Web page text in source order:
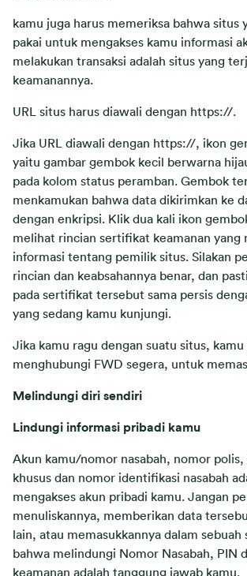
kamu juga harus memeriksa bahwa situs
pakai untuk mengakses kamu informasi
melakukan transaksi adalah situs yang
keamanannya.
URL situs harus diawali dengan https://.
Jika URL diawali dengan https://, ikon
yaitu gambar gembok kecil berwarna
pada kolom status peramban. Gembok
menkamukan bahwa data dikirimkan ke
dengan enkripsi. Klik dua kali ikon
melihat rincian sertifikat keamanan yang
informasi tentang pemilik situs. Silakan
rincian dan keabsahannya benar, dan
pada sertifikat tersebut sama persis
yang sedang kamu kunjungi.
Jika kamu ragu dengan suatu situs, kamu
menghubungi FWD segera, untuk
Melindungi diri sendiri
Lindungi informasi pribadi kamu
Akun kamu/nomor nasabah, nomor polis,
khusus dan nomor identifikasi nasabah
mengakses akun pribadi kamu. Jangan
menuliskannya, memberikan data
lain, atau memasukkannya dalam sebuah
bahwa melindungi Nomor Nasabah, PIN
keamanan adalah tanggung jawab kamu.